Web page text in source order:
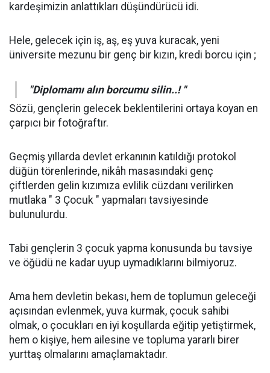
kardeşimizin anlattıkları düşündürücü idi.
Hele, gelecek için iş, aş, eş yuva kuracak, yeni
üniversite mezunu bir genç bir kızın, kredi borcu için ;
"Diplomamı alın borcumu silin..! "
Sözü, gençlerin gelecek beklentilerini ortaya koyan en
çarpıcı bir fotoğraftır.
Geçmiş yıllarda devlet erkanının katıldığı protokol
düğün törenlerinde, nikâh masasındaki genç
çiftlerden gelin kızımıza evlilik cüzdanı verilirken
mutlaka " 3 Çocuk " yapmaları tavsiyesinde
bulunulurdu.
Tabi gençlerin 3 çocuk yapma konusunda bu tavsiye
ve öğüdü ne kadar uyup uymadıklarını bilmiyoruz.
Ama hem devletin bekası, hem de toplumun geleceği
açısından evlenmek, yuva kurmak, çocuk sahibi
olmak, o çocukları en iyi koşullarda eğitip yetiştirmek,
hem o kişiye, hem ailesine ve topluma yararlı birer
yurttaş olmalarını amaçlamaktadır.